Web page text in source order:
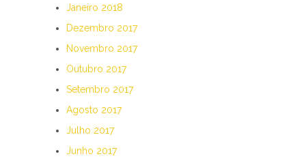
Janeiro 2018
Dezembro 2017
Novembro 2017
Outubro 2017
Setembro 2017
Agosto 2017
Julho 2017
Junho 2017